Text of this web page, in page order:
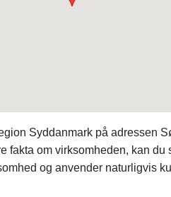
Syddanmark på adressen
om virksomheden, kan
og anvender naturligvis